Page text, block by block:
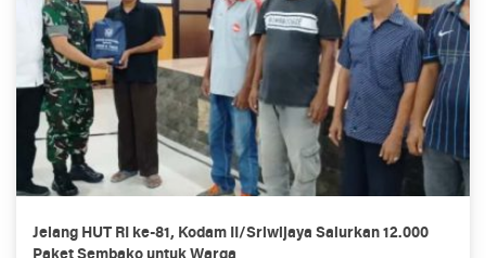
Jelang HUT RI ke-81, Kodam II/Sriwijaya Salurkan 12.000